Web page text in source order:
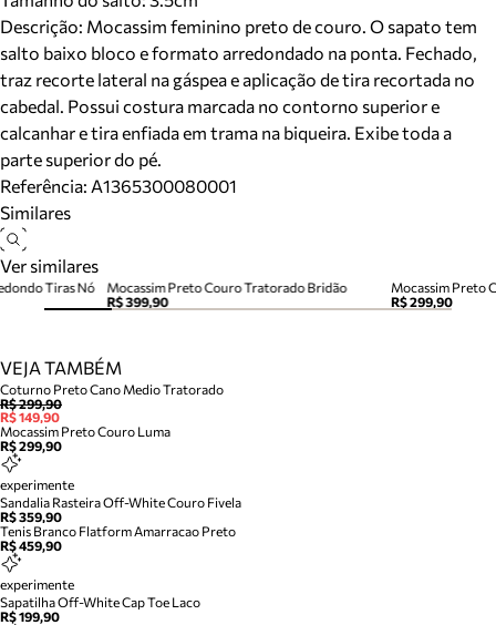
Descrição: Mocassim feminino preto de couro. O sapato tem
salto baixo bloco e formato arredondado na ponta. Fechado,
traz recorte lateral na gáspea e aplicação de tira recortada no
cabedal. Possui costura marcada no contorno superior e
calcanhar e tira enfiada em trama na biqueira. Exibe toda a
parte superior do pé.
Referência: A1365300080001
Similares
Ver similares
Mocassim Preto Couro Tratorado Bridão
R$ 399,90
Mocassim Preto
R$ 299,90
Tiras Nó
VEJA TAMBÉM
Coturno Preto Cano Medio Tratorado
R$ 299,90
R$ 149,90
Mocassim Preto Couro Luma
R$ 299,90
experimente
Sandalia Rasteira Off-White Couro Fivela
R$ 359,90
Tenis Branco Flatform Amarracao Preto
R$ 459,90
experimente
Sapatilha Off-White Cap Toe Laco
R$ 199,90